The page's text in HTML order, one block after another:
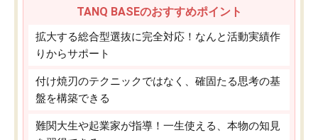
TANQ BASEのおすすめポイント
拡大する総合型選抜に完全対応！なんと活動実績作
りからサポート
付け焼刃のテクニックではなく、確固たる思考の基
盤を構築できる
難関大生や起業家が指導！一生使える、本物の知見